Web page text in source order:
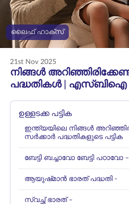
ENGLISH
ഓൺലൈനായി
വാങ്ങുക
ലൈഫ് ഹാക്സ്
21st Nov 2025
നിങ്ങൾ
പദ്ധതികൾ |
ഉള്ളടക്ക പട്ടിക
ഇന്ത്യയിലെ നിങ്ങൾ
സർക്കാർ പദ്ധതികളുടെ പട്ടിക
ബേട്ടി ബച്ചാവോ ബേട്ടി പഠാവോ –
ആയുഷ്‌മാൻ ഭാരത് പദ്ധതി -
സ്വച്ഛ് ഭാരത് –